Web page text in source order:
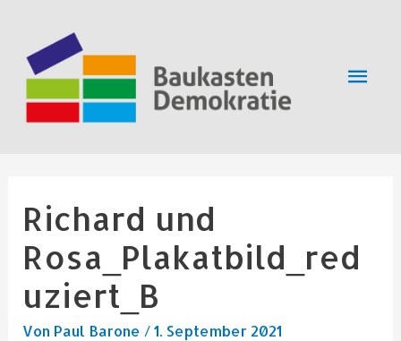
springen
Richard und
Rosa_Plakatbild_red
uziert_B
Von Paul Barone /1. September 2021